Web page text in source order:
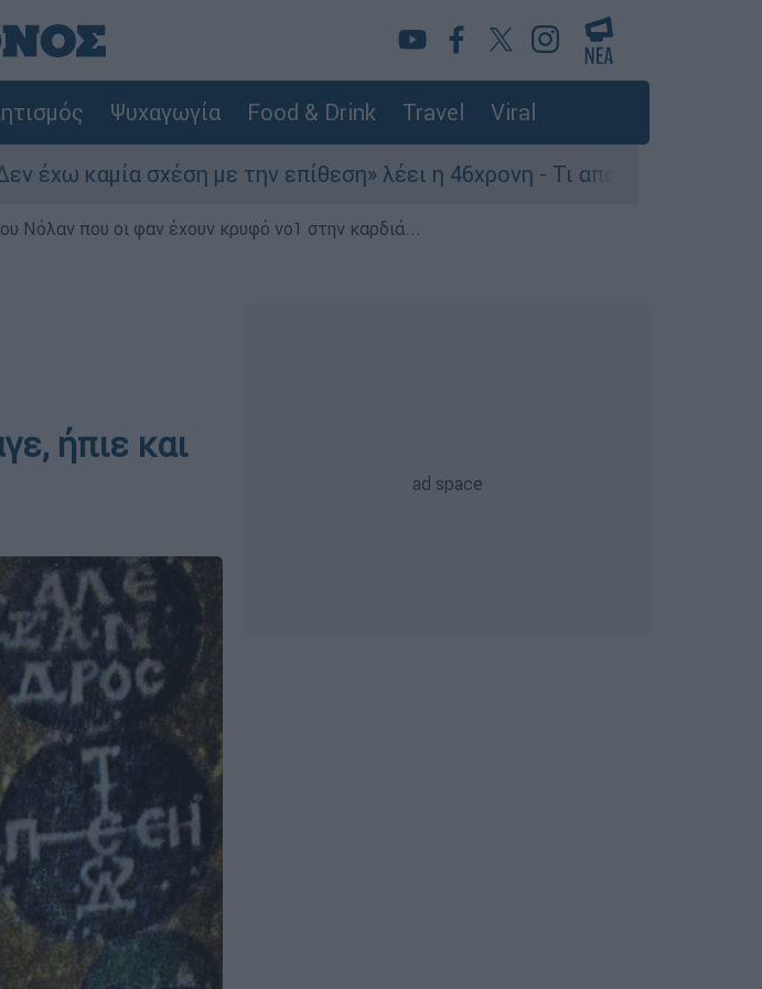
Ψυχαγωγία Food & Drink Travel Viral
σχέση με την επίθεση» λέει η 46χρονη - Τι αποκάλυψε στους
Νόλαν που οι φαν έχουν κρυφό νο1 στην καρδιά...
ήπιε και